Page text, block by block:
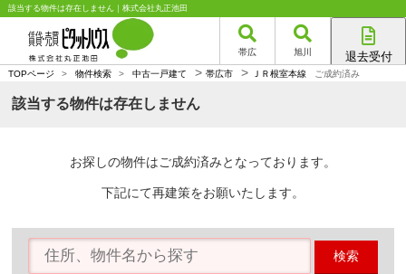
該当する物件は存在しません｜株式会社丸正池田
帯広 旭川 退去受付
帯広店
TOPページ > 物件検索 > 中古一戸建て > 帯広市 > ＪＲ根室本線 ご成約済み
該当する物件は存在しません
お探しの物件はご成約済みとなっております。
下記にて再建策をお願いたします。
検索